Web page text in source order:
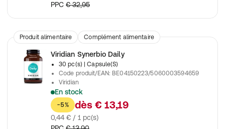
PPC € 32,95
Produit alimentaire Complément alimentaire
Viridian Synerbio Daily
30 pc(s)
| Capsule(S)
Code produit/EAN: BE04150223/5060003594659
Viridian
En stock
Combinaison avec une composition large de probiotiques et
-5% dès € 13,19
0,44 € / 1 pc(s)